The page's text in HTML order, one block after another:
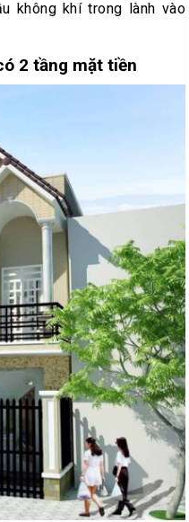
không khí trong lành vào
2 tầng mặt tiền